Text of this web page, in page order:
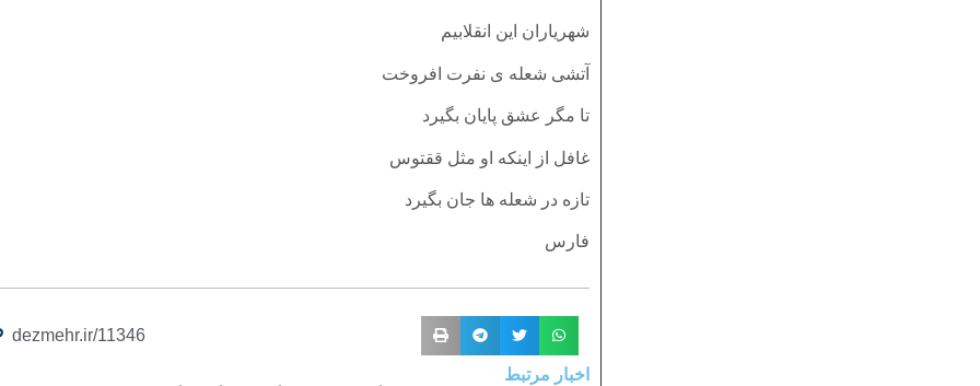
شهریاران این انقلابیم
آتشی شعله ی نفرت افروخت
تا مگر عشق پایان بگیرد
غافل از اینکه او مثل ققتوس
تازه در شعله ها جان بگیرد
فارس
dezmehr.ir/11346
اخبار مرتبط